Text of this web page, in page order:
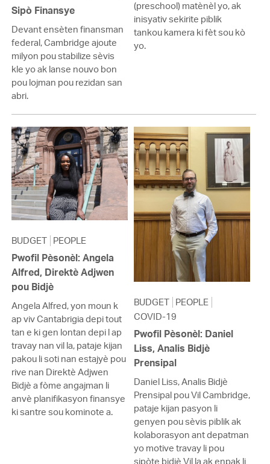
Sipò Finansye
Devant ensèten finansman
federal, Cambridge ajoute
milyon pou stabilize sèvis
kle yo ak lanse nouvo bon
pou lojman pou rezidan san
abri.
(preschool) matènèl yo, ak
inisyativ sekirite piblik
tankou kamera ki fèt sou kò
yo.
BUDGET PEOPLE
Pwofil Pèsonèl: Angela
Alfred, Direktè Adjwen
pou Bidjè
Angela Alfred, yon moun k
ap viv Cantabrigia depi tout
tan e ki gen lontan depi l ap
travay nan vil la, pataje kijan
pakou li soti nan estajyè pou
rive nan Direktè Adjwen
Bidjè a fòme angajman li
anvè planifikasyon finansye
ki santre sou kominote a.
BUDGET PEOPLE
COVID-19
Pwofil Pèsonèl: Daniel
Liss, Analis Bidjè
Prensipal
Daniel Liss, Analis Bidjè
Prensipal pou Vil Cambridge,
pataje kijan pasyon li
genyen pou sèvis piblik ak
kolaborasyon ant depatman
yo motive travay li pou
sipòte bidjè Vil la ak enpak li